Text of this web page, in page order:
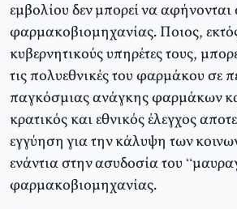
εμβολίου δεν μπορεί να αφήνονται
φαρμακοβιομηχανίας. Ποιος,
κυβερνητικούς υπηρέτες τους,
τις πολυεθνικές του φαρμάκου σε
παγκόσμιας ανάγκης φαρμάκων
κρατικός και εθνικός έλεγχος
εγγύηση για την κάλυψη των
ενάντια στην ασυδοσία του
φαρμακοβιομηχανίας.